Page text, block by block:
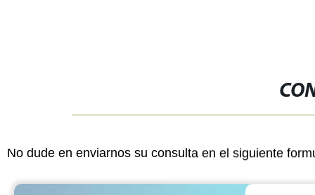
No dude en enviarnos su consulta en el siguiente